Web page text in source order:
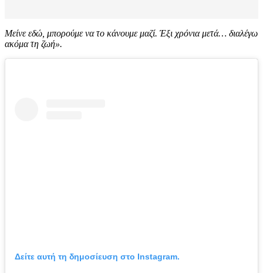
Μείνε εδώ, μπορούμε να το κάνουμε μαζί. Έξι χρόνια μετά… διαλέγω
ακόμα τη ζωή».
Δείτε αυτή τη δημοσίευση στο Instagram.